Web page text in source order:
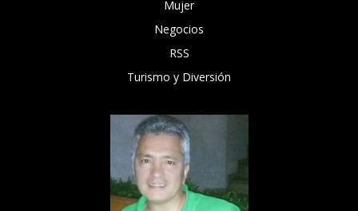
Mujer
Negocios
RSS
Turismo y Diversión